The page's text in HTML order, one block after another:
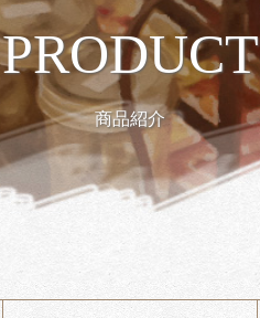
PRODUCT
商品紹介